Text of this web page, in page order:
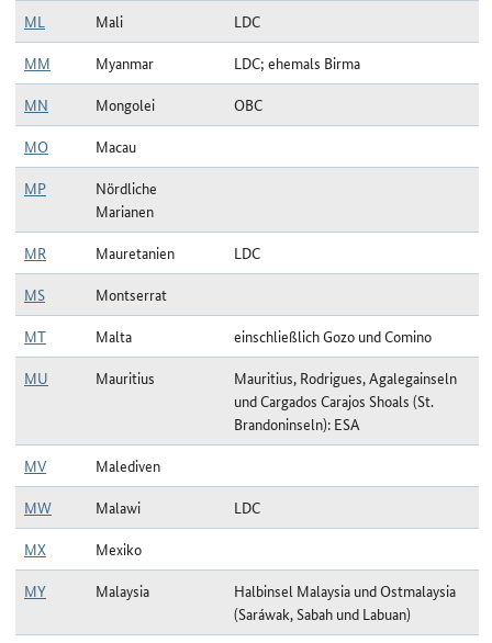
ML
Mali
LDC
MM
Myanmar
LDC; ehemals Birma
MN
Mongolei
OBC
MO
Macau
MP
Nördliche
Marianen
MR
Mauretanien
LDC
MS
Montserrat
MT
Malta
einschließlich Gozo und Comino
MU
Mauritius
Mauritius, Rodrigues, Agalegainseln
und Cargados Carajos Shoals (St.
Brandoninseln): ESA
MV
Malediven
MW
Malawi
LDC
MX
Mexiko
MY
Malaysia
Halbinsel Malaysia und Ostmalaysia
(Saráwak, Sabah und Labuan)